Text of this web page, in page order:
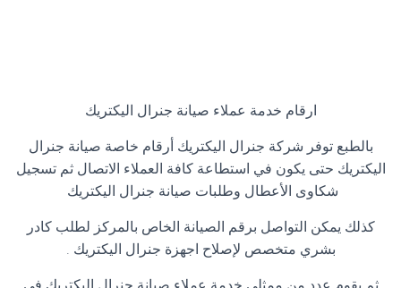
ارقام خدمة عملاء صيانة جنرال اليكتريك
بالطبع توفر شركة جنرال اليكتريك أرقام خاصة صيانة جنرال
اليكتريك حتى يكون في استطاعة كافة العملاء الاتصال ثم تسجيل
شكاوى الأعطال وطلبات صيانة جنرال اليكتريك
كذلك يمكن التواصل برقم الصيانة الخاص بالمركز لطلب كادر
بشري متخصص لإصلاح اجهزة جنرال اليكتريك .